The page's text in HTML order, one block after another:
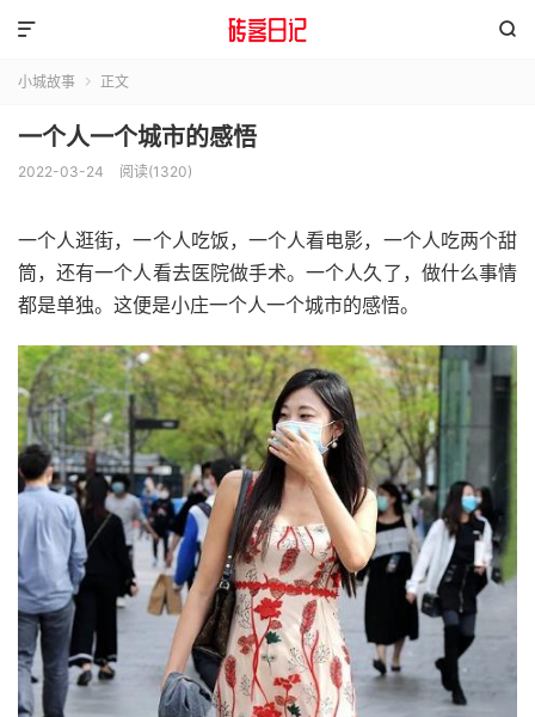


小城故事  正文
一个人一个城市的感悟
2022-03-24 阅读(1320)
一个人逛街，一个人吃饭，一个人看电影，一个人吃两个甜
筒，还有一个人看去医院做手术。一个人久了，做什么事情
都是单独。这便是小庄一个人一个城市的感悟。